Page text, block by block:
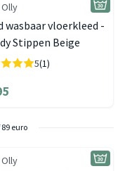
wasbaar vloerkleed -
Stippen Beige
5(1)
euro